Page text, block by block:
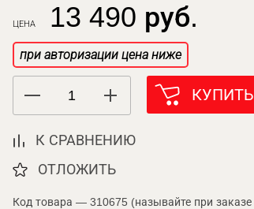
ЦЕНА 13 490 руб.
при авторизации цена ниже
КУПИТЬ
К СРАВНЕНИЮ
ОТЛОЖИТЬ
Код товара — 310675 (называйте при заказе